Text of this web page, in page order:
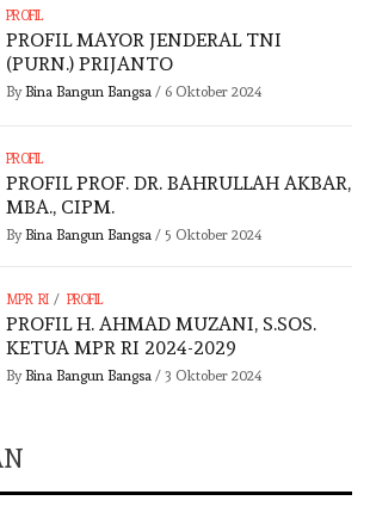
PROFIL
PROFIL MAYOR JENDERAL TNI
(PURN.) PRIJANTO
By Bina Bangun Bangsa/ 6 Oktober 2024
PROFIL
PROFIL PROF. DR. BAHRULLAH AKBAR,
MBA., CIPM.
By Bina Bangun Bangsa/ 5 Oktober 2024
MPR RI / PROFIL
PROFIL H. AHMAD MUZANI, S.SOS.
KETUA MPR RI 2024-2029
By Bina Bangun Bangsa/ 3 Oktober 2024